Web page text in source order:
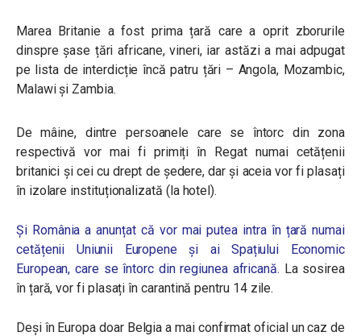
Marea Britanie a fost prima țară care a oprit zborurile
dinspre șase țări africane, vineri, iar astăzi a mai adpugat
pe lista de interdicție încă patru țări – Angola, Mozambic,
Malawi și Zambia.
De mâine, dintre persoanele care se întorc din zona
respectivă vor mai fi primiți în Regat numai cetățenii
britanici și cei cu drept de ședere, dar și aceia vor fi plasați
în izolare instituționalizată (la hotel).
Și România a anunțat că vor mai putea intra în țară numai
cetățenii Uniunii Europene și ai Spațiului Economic
European, care se întorc din regiunea africană. La sosirea
în țară, vor fi plasați în carantină pentru 14 zile.
Deși în Europa doar Belgia a mai confirmat oficial un caz de